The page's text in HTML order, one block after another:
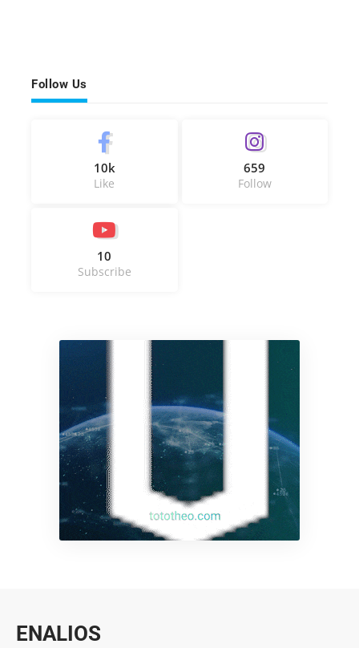
Follow Us
10k
Like
659
Follow
10
Subscribe
ENALIOS